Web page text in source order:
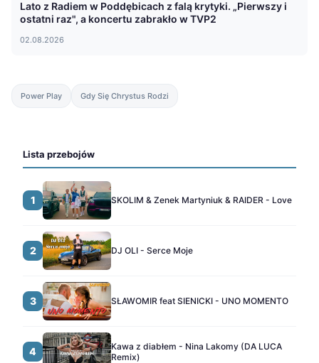
Lato z Radiem w Poddębicach z falą krytyki. „Pierwszy i
ostatni raz", a koncertu zabrakło w TVP2
02.08.2026
Power Play Gdy Się Chrystus Rodzi
Lista przebojów
1 SKOLIM & Zenek Martyniuk & RAIDER - Love
2 DJ OLI - Serce Moje
3 SŁAWOMIR feat SIENICKI - UNO MOMENTO
4
Kawa z diabłem - Nina Lakomy (DA LUCA
Remix)